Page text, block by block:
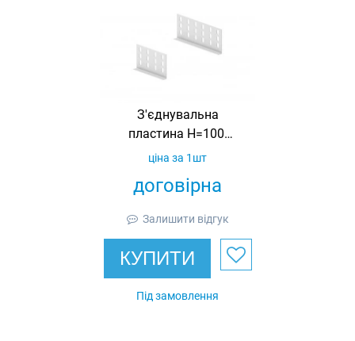
З'єднувальна
пластина H=100,
довжина 140 мм,
оцинкована, Ardic
договірна
ціна за 1шт
Залишити відгук
КУПИТИ
Під замовлення